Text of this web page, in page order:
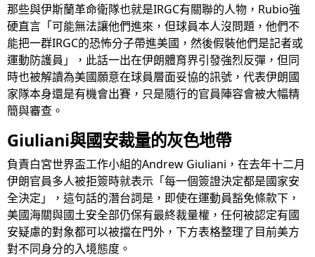
那些與伊斯蘭革命衛隊也就是IRGC有關聯的人物，Rubio強
硬直言「可能無法讓他們進來，但球員本人沒問題，他們不
能把一群IRGC的恐怖分子帶進美國，然後假裝他們是記者或
運動防護員」，此話一出在伊朗體育界引發強烈反彈，但同
時也被解讀為美國願意在球員層面妥協的訊號，代表伊朗國
家隊本身還是有機會出賽，只是隨行的官員陣容會被大幅精
簡與審查。
Giuliani與國安裁量的灰色地帶
負責白宮世界盃工作小組的Andrew Giuliani，在去年十二月
伊朗官員多人被拒簽時就表示「每一個簽證決定都是國家安
全決定」，這句話的潛台詞是，即使在運動員豁免條款下，
美國海關與國土安全部仍保有最終裁量權，任何被認定有國
安疑慮的對象都可以被擋在門外，下方表格整理了目前美方
對不同身分的入境態度。